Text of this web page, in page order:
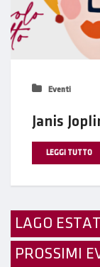
Eventi
Janis
LEGGI TUTTO
LAGO
PROSSIMI